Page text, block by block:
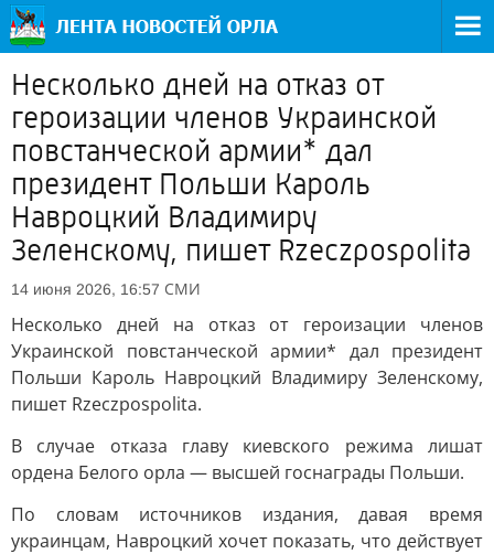
Несколько дней на отказ от
героизации членов Украинской
повстанческой армии* дал
президент Польши Кароль
Навроцкий Владимиру
Зеленскому, пишет Rzeczpospolita
14 июня 2026, 16:57 СМИ
Несколько дней на отказ от героизации членов
Украинской повстанческой армии* дал президент
Польши Кароль Навроцкий Владимиру Зеленскому,
пишет Rzeczpospolita.
В случае отказа главу киевского режима лишат
ордена Белого орла — высшей госнаграды Польши.
По словам источников издания, давая время
украинцам, Навроцкий хочет показать, что действует